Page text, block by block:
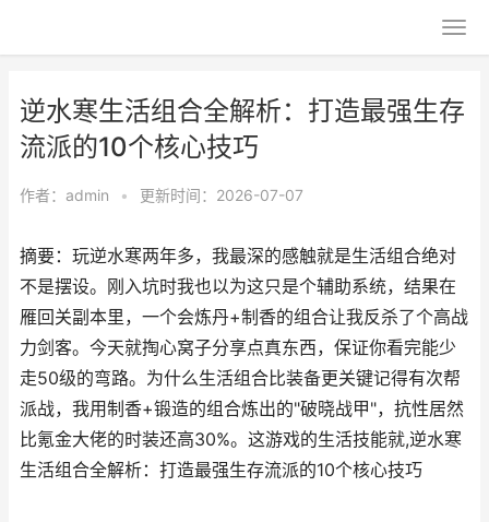
逆水寒生活组合全解析：打造最强生存
流派的10个核心技巧
作者： admin • 更新时间：2026-07-07
摘要：玩逆水寒两年多，我最深的感触就是生活组合绝对
不是摆设。刚入坑时我也以为这只是个辅助系统，结果在
雁回关副本里，一个会炼丹+制香的组合让我反杀了个高战
力剑客。今天就掏心窝子分享点真东西，保证你看完能少
走50级的弯路。为什么生活组合比装备更关键记得有次帮
派战，我用制香+锻造的组合炼出的"破晓战甲"，抗性居然
比氪金大佬的时装还高30%。这游戏的生活技能就,逆水寒
生活组合全解析：打造最强生存流派的10个核心技巧